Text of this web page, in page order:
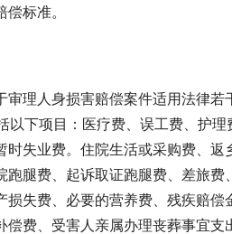
标准。
审理人身损害赔偿案件适用法律
下项目：医疗费、误工费、护理
失业费。住院生活或采购费、
腿费、起诉取证跑腿费、差旅
失费、必要的营养费、残疾赔偿
费、受害人亲属办理丧葬事宜